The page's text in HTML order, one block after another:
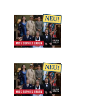
NEU!
NEU!